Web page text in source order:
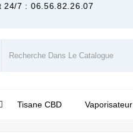
24/7 : 06.56.82.26.07
Tisane CBD Vaporisateur